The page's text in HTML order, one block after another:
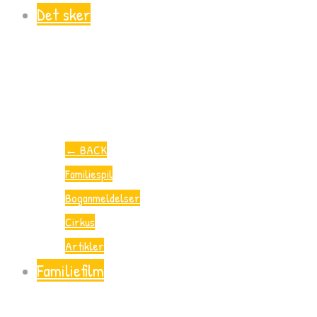
Det sker
← BACK
Familiespil
Boganmeldelser
Cirkus
Artikler
Familiefilm